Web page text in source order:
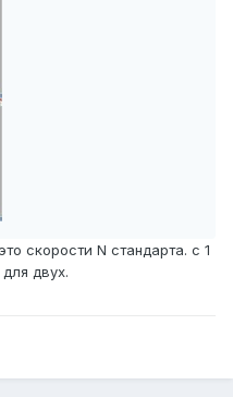
скорости N стандарта. с 1
двух.